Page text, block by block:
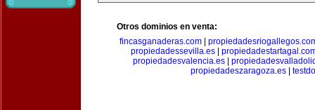
Otros dominios en venta:
fincasganaderas.com
propiedadessevilla.es
propiedadesvalencia.es|
propiedadeszaragoza.es|